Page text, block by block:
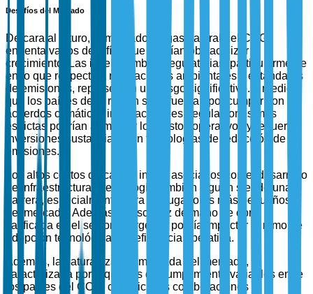
Desafíos del Mercado
De cara al futuro, el mercado de gas natural del CCG
enfrenta varios desafíos que podrían obstaculizar el
crecimiento. Las incertidumbres regulatorias, particularmente
en lo que respecta a regulaciones ambientales y estándares
de emisiones, representan un riesgo significativo. A medida
que los países de la región se esfuerzan por cumplir con los
acuerdos climáticos internacionales, regulaciones más
estrictas podrían aumentar los costos operativos y requerir
inversiones sustanciales en tecnologías de reducción de
emisiones.
Los altos costos de capital inicial asociados con el desarrollo
de infraestructura y tecnología también siguen siendo una
barrera, especialmente para los jugadores más pequeños
del mercado. Además, la escasez de mano de obra
calificada en el sector energético podría impactar el ritmo de
adopción tecnológica y la eficiencia operativa.
Además, la naturaleza fragmentada del mercado,
caracterizada por requisitos de cumplimiento variables entre
los países del CCG, complica las colaboraciones